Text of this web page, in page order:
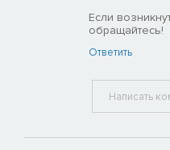
Если
обращайтесь!
Ответить